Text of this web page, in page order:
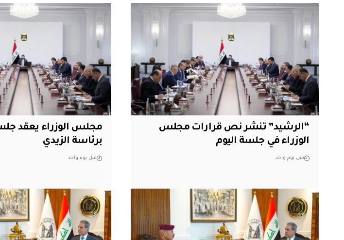
“الرشيد” تنشر نص قرارات مجلس
الوزراء في جلسة اليوم
قبل يوم واحد
مجلس الوزراء يعقد
برئاسة الزيدي
قبل يوم واحد